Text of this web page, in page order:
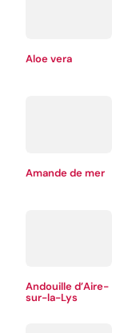
Aloe vera
Amande de mer
Andouille d’Aire-
sur-la-Lys